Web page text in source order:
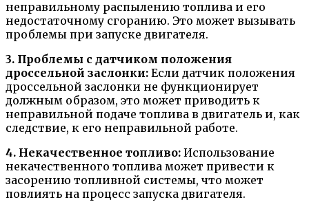
неправильному распылению топлива и его
недостаточному сгоранию. Это может вызывать
проблемы при запуске двигателя.
3. Проблемы с датчиком положения
дроссельной заслонки: Если датчик положения
дроссельной заслонки не функционирует
должным образом, это может приводить к
неправильной подаче топлива в двигатель и, как
следствие, к его неправильной работе.
4. Некачественное топливо: Использование
некачественного топлива может привести к
засорению топливной системы, что может
повлиять на процесс запуска двигателя.